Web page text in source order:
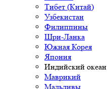
Тибет (Китай)
Узбекистан
Филиппины
Шри-Ланка
Южная Корея
Япония
Индийский океан
Маврикий
Мальдивы